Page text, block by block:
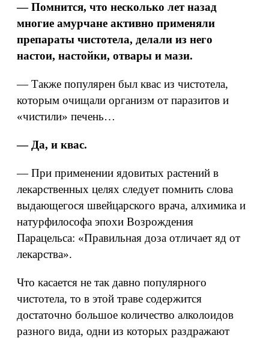
— Помнится, что несколько лет назад
многие амурчане активно применяли
препараты чистотела, делали из него
настои, настойки, отвары и мази.
— Также популярен был квас из чистотела,
которым очищали организм от паразитов и
«чистили» печень…
— Да, и квас.
— При применении ядовитых растений в
лекарственных целях следует помнить слова
выдающегося швейцарского врача, алхимика и
натурфилософа эпохи Возрождения
Парацельса: «Правильная доза отличает яд от
лекарства».
Что касается не так давно популярного
чистотела, то в этой траве содержится
достаточно большое количество алколоидов
разного вида, одни из которых раздражают